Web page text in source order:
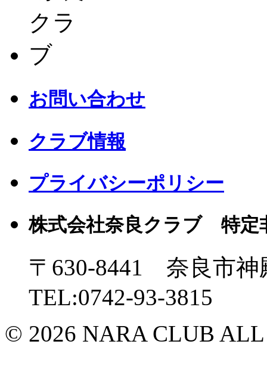
お問い合わせ
クラブ情報
プライバシーポリシー
株式会社奈良クラブ 特定
〒630-8441 奈良市
TEL:0742-93-3815
© 2026 NARA CLUB ALL